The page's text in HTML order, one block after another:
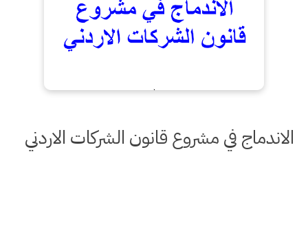
الاندماج في مشروع قانون الشركات الاردني